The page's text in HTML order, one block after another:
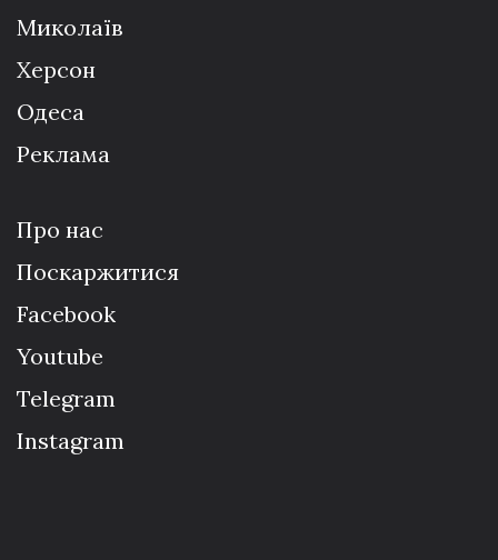
Миколаїв
Херсон
Одеса
Реклама
Про нас
Поскаржитися
Facebook
Youtube
Telegram
Instagram